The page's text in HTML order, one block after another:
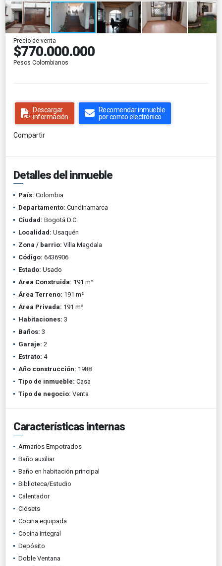
Precio de venta
$770.000.000
Pesos Colombianos
Descargar
información
Recomendar inmueble
por correo electrónico
Compartir
Detalles del inmueble
País: Colombia
Departamento: Cundinamarca
Ciudad: Bogotá D.C.
Localidad: Usaquén
Zona / barrio: Villa Magdala
Código: 6436906
Estado: Usado
Área Construida: 191 m²
Área Terreno: 191 m²
Área Privada: 191 m²
Habitaciones: 3
Baños: 3
Garaje: 2
Estrato: 4
Año construcción: 1988
Tipo de inmueble: Casa
Tipo de negocio: Venta
Características internas
Armarios Empotrados
Baño auxiliar
Baño en habitación principal
Biblioteca/Estudio
Calentador
Clósets
Cocina equipada
Cocina integral
Depósito
Doble Ventana